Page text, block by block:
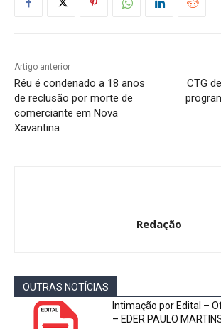
Artigo anterior
Réu é condenado a 18 anos
de reclusão por morte de
comerciante em Nova
Xavantina
CTG
Redação
OUTRAS NOTÍCIAS
Intimação por Edital –
– EDER PAULO